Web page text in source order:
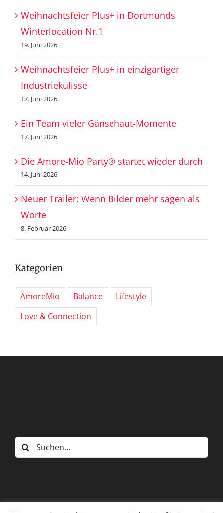
Weihnachtsfeier Plus+ in Dortmunds
Winterlocation Nr.1
19. Juni 2026
Weihnachtsfeier Plus+ in einzigartiger
Industriekulisse
17. Juni 2026
Ein Team vieler Gänsehaut-Momente
17. Juni 2026
Die Amore-Mio Party® startet wieder durch
14. Juni 2026
Neuer Trailer: Wenn Bilder mehr sagen als
Worte
8. Februar 2026
Kategorien
AmoreMio Balance
Lifestyle
Love & Connection
Suche
nach: